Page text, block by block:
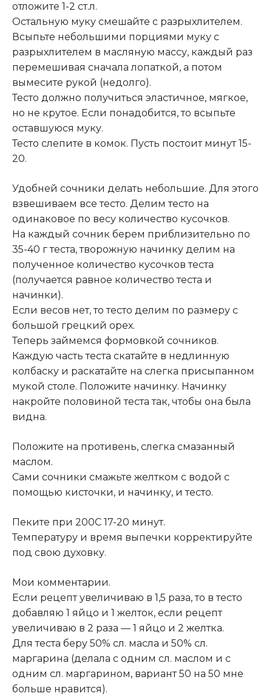
отложите 1-2 ст.л.
Остальную муку смешайте с разрыхлителем.
Всыпьте небольшими порциями муку с
разрыхлителем в масляную массу, каждый раз
перемешивая сначала лопаткой, а потом
вымесите рукой (недолго).
Тесто должно получиться эластичное, мягкое,
но не крутое. Если понадобится, то всыпьте
оставшуюся муку.
Тесто слепите в комок. Пусть постоит минут 15-
20.
Удобней сочники делать небольшие. Для этого
взвешиваем все тесто. Делим тесто на
одинаковое по весу количество кусочков.
На каждый сочник берем приблизительно по
35-40 г теста, творожную начинку делим на
полученное количество кусочков теста
(получается равное количество теста и
начинки).
Если весов нет, то тесто делим по размеру с
большой грецкий орех.
Теперь займемся формовкой сочников.
Каждую часть теста скатайте в недлинную
колбаску и раскатайте на слегка присыпанном
мукой столе. Положите начинку. Начинку
накройте половиной теста так, чтобы она была
видна.
Положите на противень, слегка смазанный
маслом.
Сами сочники смажьте желтком с водой с
помощью кисточки, и начинку, и тесто.
Пеките при 200С 17-20 минут.
Температуру и время выпечки корректируйте
под свою духовку.
Мои комментарии.
Если рецепт увеличиваю в 1,5 раза, то в тесто
добавляю 1 яйцо и 1 желток, если рецепт
увеличиваю в 2 раза — 1 яйцо и 2 желтка.
Для теста беру 50% сл. масла и 50% сл.
маргарина (делала с одним сл. маслом и с
одним сл. маргарином, вариант 50 на 50 мне
больше нравится).